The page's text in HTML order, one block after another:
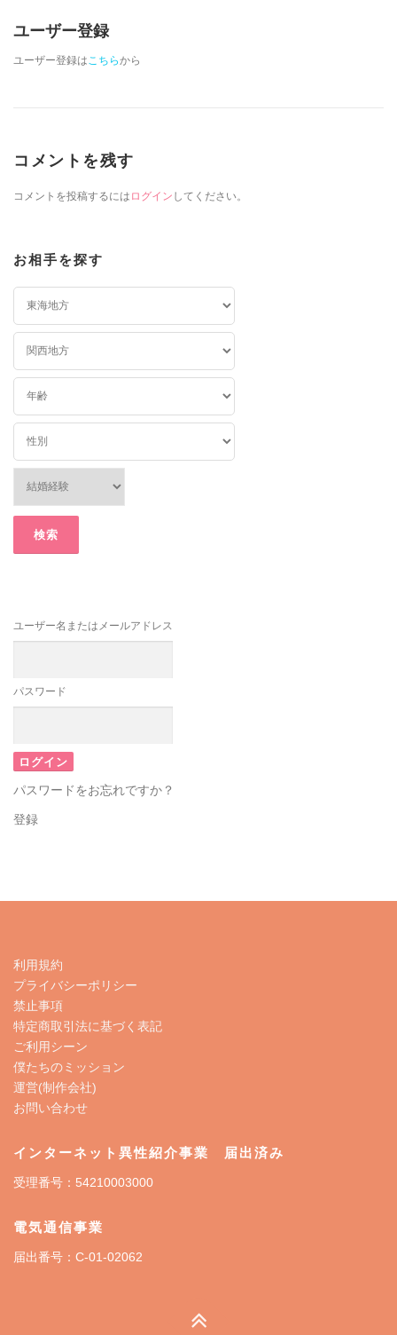
ユーザー登録
ユーザー登録は こちらから
コメントを残す
コメントを投稿するには ログイン してください。
お相手を探す
ユーザー名またはメールアドレス
パスワード
パスワードをお忘れですか？
登録
利用規約
プライバシーポリシー
禁止事項
特定商取引法に基づく表記
ご利用シーン
僕たちのミッション
運営(制作会社)
お問い合わせ
インターネット異性紹介事業 届出済み
受理番号：54210003000
電気通信事業
届出番号：C-01-02062